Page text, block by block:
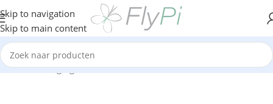
Skip to navigation
Skip to main content
Home/Verzorging/Cosmetica